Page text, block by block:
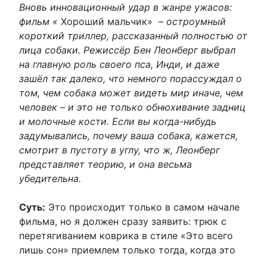
Вновь инновационный удар в жанре ужасов:
фильм « Хороший мальчик» – остроумный
короткий триллер, рассказанный полностью от
лица собаки. Режиссёр Бен Леонберг выбрал
на главную роль своего пса, Инди, и даже
зашёл так далеко, что немного порассуждал о
том, чем собака может видеть мир иначе, чем
человек – и это не только обнюхивание задниц
и молочные кости. Если вы когда-нибудь
задумывались, почему ваша собака, кажется,
смотрит в пустоту в углу, что ж, Леонберг
представляет теорию, и она весьма
убедительна.
Суть: Это происходит только в самом начале
фильма, но я должен сразу заявить: трюк с
перетягиванием коврика в стиле «Это всего
лишь сон» приемлем только тогда, когда это